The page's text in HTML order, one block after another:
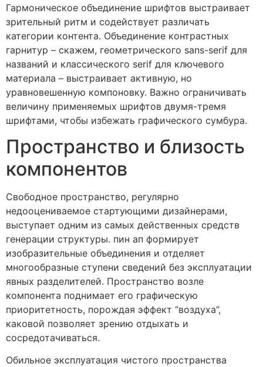
Гармоническое объединение шрифтов выстраивает
зрительный ритм и содействует различать
категории контента. Объединение контрастных
гарнитур – скажем, геометрического sans-serif для
названий и классического serif для ключевого
материала – выстраивает активную, но
уравновешенную компоновку. Важно ограничивать
величину применяемых шрифтов двумя-тремя
шрифтами, чтобы избежать графического сумбура.
Пространство и близость
компонентов
Свободное пространство, регулярно
недооцениваемое стартующими дизайнерами,
выступает одним из самых действенных средств
генерации структуры. пин ап формирует
изобразительные объединения и отделяет
многообразные ступени сведений без эксплуатации
явных разделителей. Пространство возле
компонента поднимает его графическую
приоритетность, порождая эффект “воздуха”,
каковой позволяет зрению отдыхать и
сосредотачиваться.
Обильное эксплуатация чистого пространства